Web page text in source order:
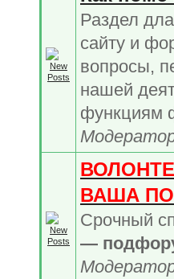
Раздел
сайту и
вопросы,
нашей
функциям
ВАША
Срочный
—